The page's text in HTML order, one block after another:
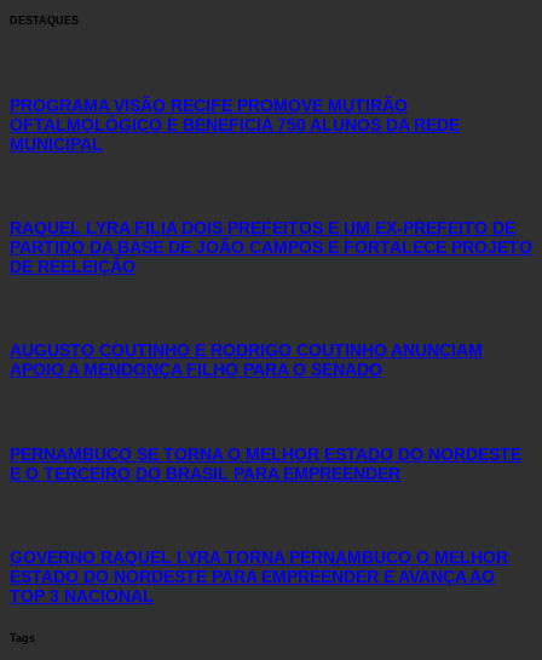
DESTAQUES
PROGRAMA VISÃO RECIFE PROMOVE MUTIRÃO
OFTALMOLÓGICO E BENEFICIA 750 ALUNOS DA REDE
MUNICIPAL
RAQUEL LYRA FILIA DOIS PREFEITOS E UM EX-PREFEITO DE
PARTIDO DA BASE DE JOÃO CAMPOS E FORTALECE PROJETO
DE REELEIÇÃO
AUGUSTO COUTINHO E RODRIGO COUTINHO ANUNCIAM
APOIO A MENDONÇA FILHO PARA O SENADO
PERNAMBUCO SE TORNA O MELHOR ESTADO DO NORDESTE
E O TERCEIRO DO BRASIL PARA EMPREENDER
GOVERNO RAQUEL LYRA TORNA PERNAMBUCO O MELHOR
ESTADO DO NORDESTE PARA EMPREENDER E AVANÇA AO
TOP 3 NACIONAL
Tags